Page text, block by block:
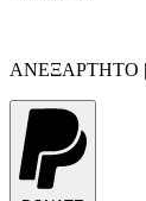
ΑΝΕΞΑΡΤΗΤΟ